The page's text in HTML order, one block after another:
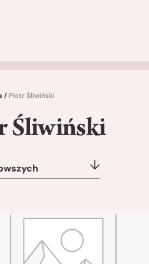
/ Piotr Śliwiński
Śliwiński